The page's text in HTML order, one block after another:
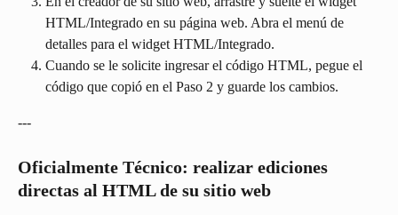
HTML/Integrado en su página web. Abra el menú de
detalles para el widget HTML/Integrado.
Cuando se le solicite ingresar el código HTML, pegue el
código que copió en el Paso 2 y guarde los cambios.
---
Oficialmente Técnico: realizar ediciones
directas al HTML de su sitio web